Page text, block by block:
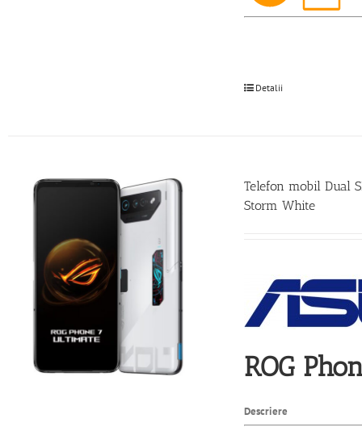
Detalii
Telefon mobil Dual
Storm White
ROG
Descriere